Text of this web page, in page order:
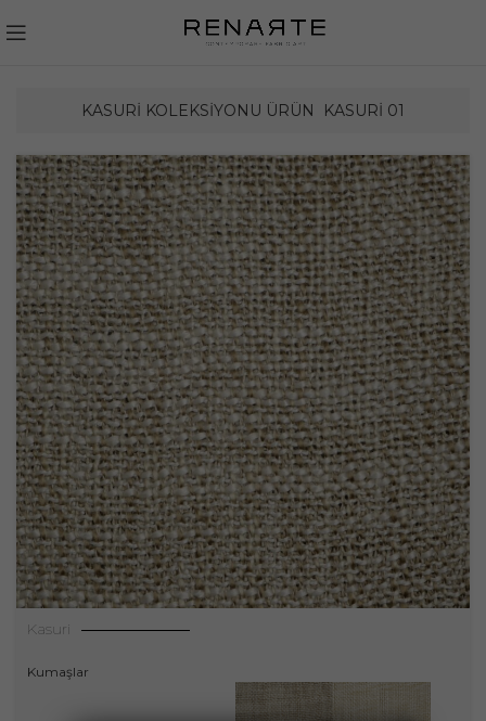
KASURI KOLEKSIYONU ÜRÜN KASURI 01
Kasuri
Kumaşlar